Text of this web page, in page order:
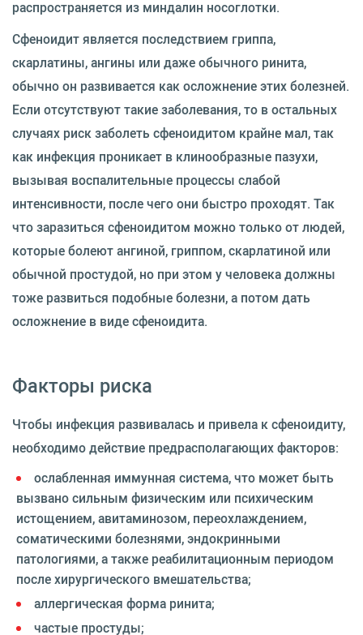
распространяется из миндалин носоглотки.
Сфеноидит является последствием гриппа,
скарлатины, ангины или даже обычного ринита,
обычно он развивается как осложнение этих болезней.
Если отсутствуют такие заболевания, то в остальных
случаях риск заболеть сфеноидитом крайне мал, так
как инфекция проникает в клинообразные пазухи,
вызывая воспалительные процессы слабой
интенсивности, после чего они быстро проходят. Так
что заразиться сфеноидитом можно только от людей,
которые болеют ангиной, гриппом, скарлатиной или
обычной простудой, но при этом у человека должны
тоже развиться подобные болезни, а потом дать
осложнение в виде сфеноидита.
Факторы риска
Чтобы инфекция развивалась и привела к сфеноидиту,
необходимо действие предрасполагающих факторов:
ослабленная иммунная система, что может быть
вызвано сильным физическим или психическим
истощением, авитаминозом, переохлаждением,
соматическими болезнями, эндокринными
патологиями, а также реабилитационным периодом
после хирургического вмешательства;
аллергическая форма ринита;
частые простуды;